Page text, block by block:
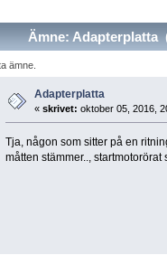
Ämne: Adapterplatta
ämne.
Adapterplatta
« skrivet: oktober 05, 2016,
Tja, någon som sitter på en
måtten stämmer.., startmotorörat